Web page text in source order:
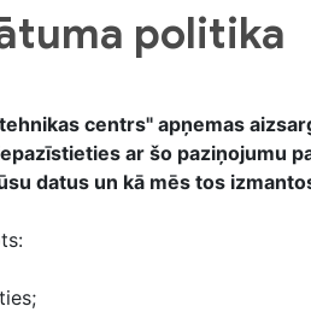
politika
centrs" apņemas
ar šo paziņojumu
datus un kā mēs tos